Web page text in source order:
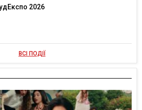
2026
ВСІ ПОДІЇ